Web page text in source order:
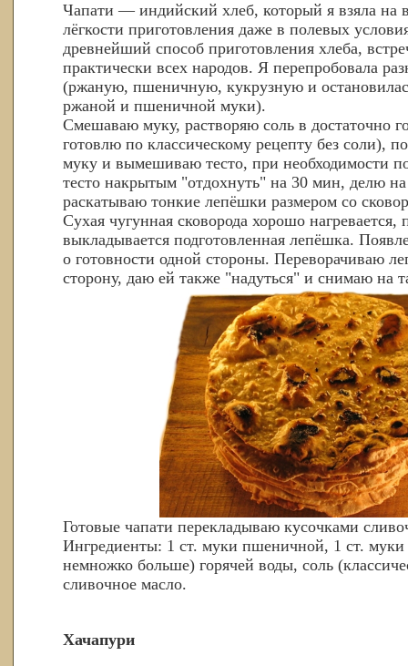
Чапати — индийский хлеб, который я взяла на
лёгкости приготовления даже в полевых
древнейший способ приготовления хлеба,
практически всех народов. Я перепробовала
(ржаную, пшеничную, кукрузную и
ржаной и пшеничной муки).
Смешаваю муку, растворяю соль в достаточно
готовлю по классическому рецепту без соли),
муку и вымешиваю тесто, при необходимости
тесто накрытым "отдохнуть" на 30 мин, делю
раскатываю тонкие лепёшки размером со
Сухая чугунная сковорода хорошо нагревается,
выкладывается подготовленная лепёшка.
о готовности одной стороны. Переворачиваю
сторону, даю ей также "надуться" и снимаю на
Готовые чапати перекладываю кусочками
Ингредиенты: 1 ст. муки пшеничной, 1 ст.
немножко больше) горячей воды, соль
сливочное масло.
Хачапури